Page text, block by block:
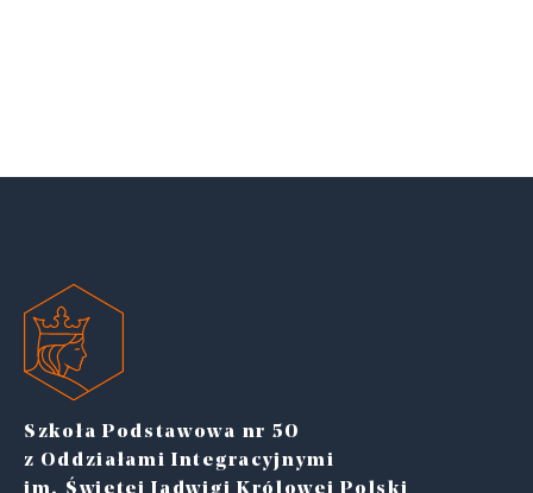
Szkoła Podstawowa nr 50
z Oddziałami Integracyjnymi